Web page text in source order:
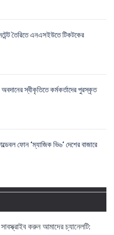
তৈরিতে এনএসইউতে টিকটকের
স্বীকৃতিতে কর্মকর্তাদের পুরস্কৃত
ফোন ‘ম্যাজিক ভি৬’ দেশের বাজারে
করুন আমাদের চ্যানেলটি: